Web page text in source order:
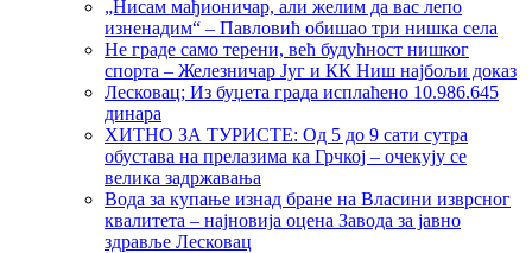
„Нисам мађионичар, али желим да вас лепо
изненадим“ – Павловић обишао три нишка села
Не граде само терени, већ будућност нишког
спорта – Железничар Југ и КК Ниш најбољи доказ
Лесковац; Из буџета града исплаћено 10.986.645
динара
ХИТНО ЗА ТУРИСТЕ: Од 5 до 9 сати сутра
обустава на прелазима ка Грчкој – очекују се
велика задржавања
Вода за купање изнад бране на Власини изврсног
квалитета – најновија оцена Завода за јавно
здравље Лесковац